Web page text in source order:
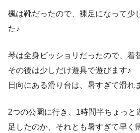
楓は靴だったので、裸足になって少
た♪
琴は全身ビッショリだったので、着
その後は少しだけ遊具で遊びます♪
日向にある滑り台は、暑すぎて滑れ
2つの公園に行き、1時間半ちょっと
足したのか、それとも暑すぎて早く